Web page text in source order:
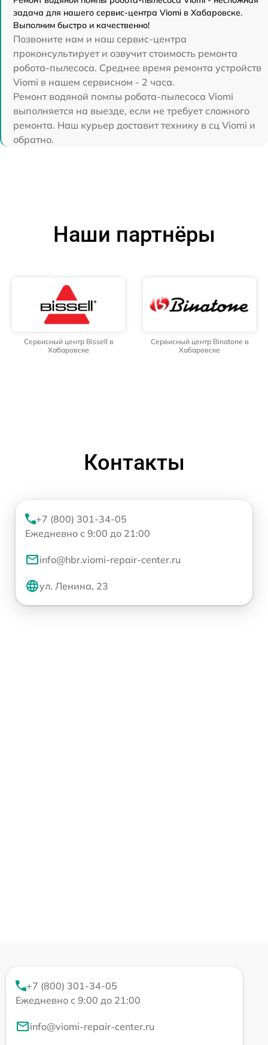
задача для нашего сервис-центра Viomi в Хабаровске.
Выполним быстро и качественно!
Позвоните нам и наш сервис-центра
проконсультирует и озвучит стоимость ремонта
робота-пылесоса. Среднее время ремонта устройств
Viomi в нашем сервисном - 2 часа.
Ремонт водяной помпы робота-пылесоса Viomi
выполняется на выезде, если не требует сложного
ремонта. Наш курьер доставит технику в сц Viomi и
обратно.
Наши партнёры
Сервисный центр Bissell в
Хабаровске
Сервисный центр Binatone в
Хабаровске
Контакты
+7 (800) 301-34-05
Ежедневно с 9:00 до 21:00
info@hbr.viomi-repair-center.ru
ул. Ленина, 23
+7 (800) 301-34-05
Ежедневно с 9:00 до 21:00
info@viomi-repair-center.ru